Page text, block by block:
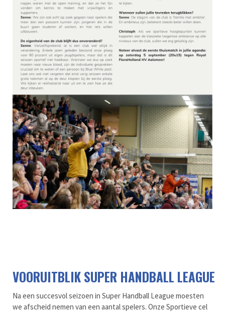
VOORUITBLIK SUPER HANDBALL LEAGUE
Na een succesvol seizoen in Super Handball League moesten
we afscheid nemen van een aantal spelers. Onze Sportieve cel